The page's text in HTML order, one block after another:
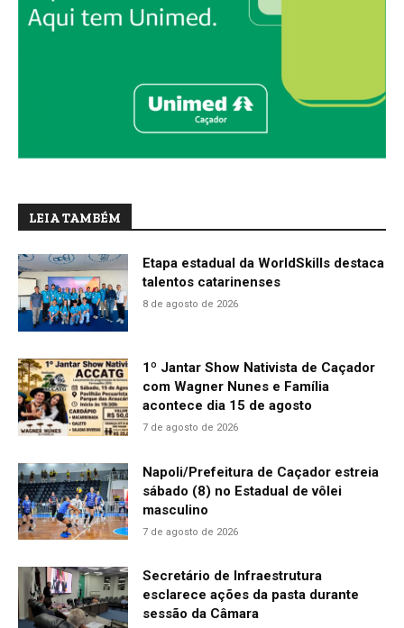
LEIA TAMBÉM
Etapa estadual da WorldSkills destaca
talentos catarinenses
8 de agosto de 2026
1º Jantar Show Nativista de Caçador
com Wagner Nunes e Família
acontece dia 15 de agosto
7 de agosto de 2026
Napoli/Prefeitura de Caçador estreia
sábado (8) no Estadual de vôlei
masculino
7 de agosto de 2026
Secretário de Infraestrutura
esclarece ações da pasta durante
sessão da Câmara